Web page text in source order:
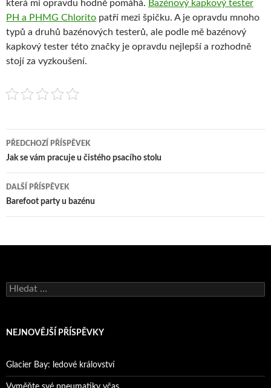
která mi opravdu hodně pomáhá. Bazénový kapkový tester
PH a PHMG Chlorito patří mezi špičku. A je opravdu mnoho
typů a druhů bazénových testerů, ale podle mě bazénový
kapkový tester této značky je opravdu nejlepší a rozhodně
stojí za vyzkoušení.
Navigace
pro
příspěvky
PŘEDCHOZÍ PŘÍSPĚVEK
Jak se vám pracuje u čistého psacího stolu
DALŠÍ PŘÍSPĚVEK
Barefoot party u bazénu
Vyhledávání
NEJNOVĚJŠÍ PŘÍSPĚVKY
Glacier Bay: ledové království